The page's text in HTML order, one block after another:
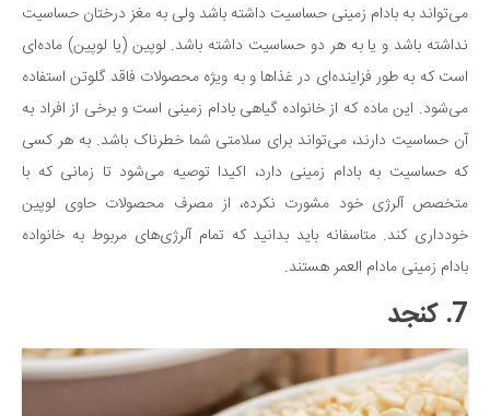
می‌تواند به بادام زمینی حساسیت داشته باشد ولی به مغز درختان حساسیت
نداشته باشد و یا به هر دو حساسیت داشته باشد. لوپین (یا لوپین) ماده‌ای
است که به طور فزاینده‌ای در غذاها و به ویژه محصولات فاقد گلوتن استفاده
می‌شود. این ماده که از خانواده گیاهی بادام زمینی است و برخی از افراد به
آن حساسیت دارند، می‌تواند برای سلامتی شما خطرناک باشد. به هر کسی
که حساسیت به بادام زمینی دارد، اکیدا توصیه می‌شود تا زمانی که با
متخصص آلرژی خود مشورت نکرده، از مصرف محصولات حاوی لوپین
خودداری کند. متاسفانه باید بدانید که تمام آلرژی‌های مربوط به خانواده
بادام زمینی مادام العمر هستند.
7. کنجد